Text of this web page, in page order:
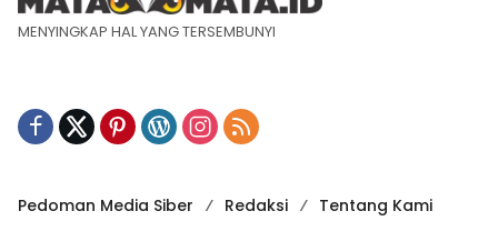
MENYINGKAP HAL YANG TERSEMBUNYI
Pedoman Media Siber Redaksi Tentang Kami